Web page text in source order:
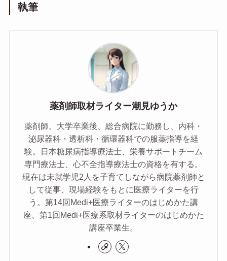
執筆
薬剤師取材ライター潮見ゆうか
薬剤師。大学卒業後、総合病院に勤務し、内科・
泌尿器科・透析科・循環器科での服薬指導を経
験。日本糖尿病指導療法士、栄養サポートチーム
専門療法士、心不全指導療法士の資格を有する。
現在は未就学児2人を子育てしながら病院薬剤師と
して従事、現場経験をもとに医療ライターを行
う。第14回Medi+医療ライターのはじめかた講
座、第1回Medi+医療系取材ライターのはじめかた
講座卒業生。